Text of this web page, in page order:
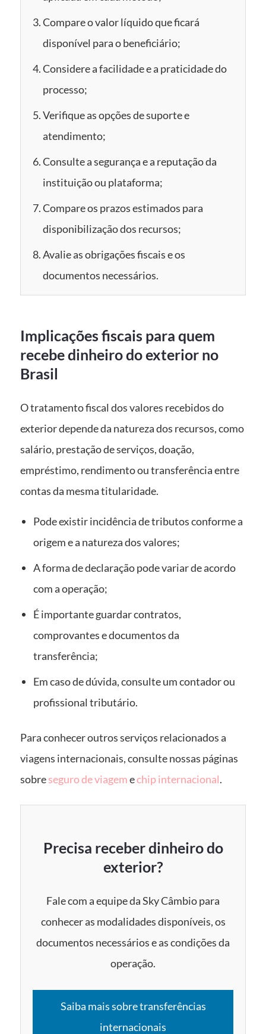
Compare o valor líquido que ficará
disponível para o beneficiário;
Considere a facilidade e a praticidade do
processo;
Verifique as opções de suporte e
atendimento;
Consulte a segurança e a reputação da
instituição ou plataforma;
Compare os prazos estimados para
disponibilização dos recursos;
Avalie as obrigações fiscais e os
documentos necessários.
Implicações fiscais para quem
recebe dinheiro do exterior no
Brasil
O tratamento fiscal dos valores recebidos do
exterior depende da natureza dos recursos, como
salário, prestação de serviços, doação,
empréstimo, rendimento ou transferência entre
contas da mesma titularidade.
Pode existir incidência de tributos conforme a
origem e a natureza dos valores;
A forma de declaração pode variar de acordo
com a operação;
É importante guardar contratos,
comprovantes e documentos da
transferência;
Em caso de dúvida, consulte um contador ou
profissional tributário.
Para conhecer outros serviços relacionados a
viagens internacionais, consulte nossas páginas
sobreseguro de viagemechip internacional.
Precisa receber dinheiro do
exterior?
Fale com a equipe da Sky Câmbio para
conhecer as modalidades disponíveis, os
documentos necessários e as condições da
operação.
Saiba mais sobre transferências
internacionais